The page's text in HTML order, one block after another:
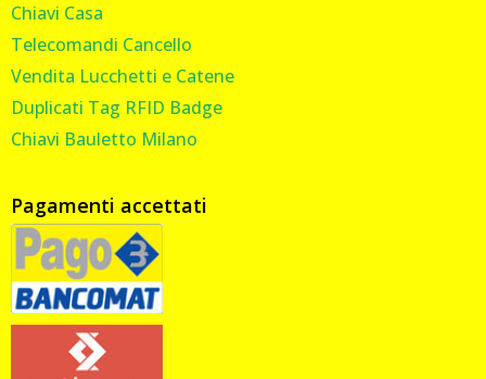
Chiavi Casa
Telecomandi Cancello
Vendita Lucchetti e Catene
Duplicati Tag RFID Badge
Chiavi Bauletto Milano
Pagamenti accettati